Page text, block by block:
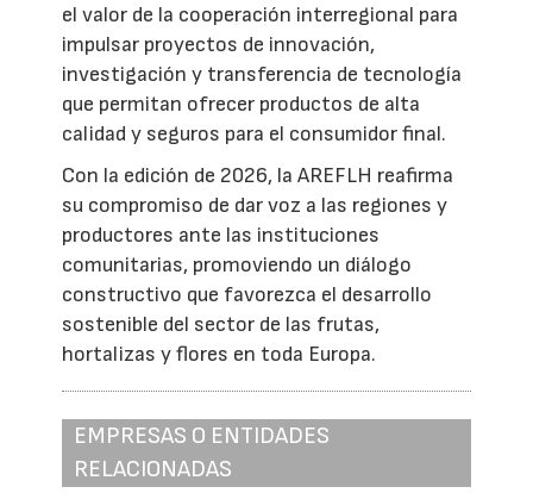
el valor de la cooperación interregional para
impulsar proyectos de innovación,
investigación y transferencia de tecnología
que permitan ofrecer productos de alta
calidad y seguros para el consumidor final.
Con la edición de 2026, la AREFLH reafirma
su compromiso de dar voz a las regiones y
productores ante las instituciones
comunitarias, promoviendo un diálogo
constructivo que favorezca el desarrollo
sostenible del sector de las frutas,
hortalizas y flores en toda Europa.
EMPRESAS O ENTIDADES
RELACIONADAS